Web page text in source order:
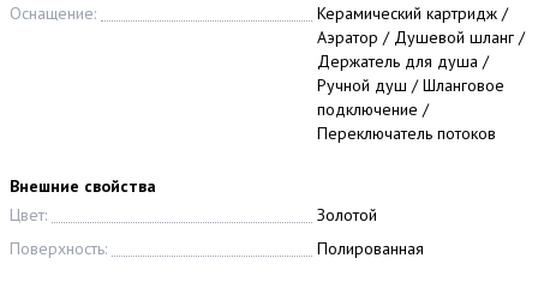
Оснащение:
Керамический картридж /
Аэратор / Душевой шланг /
Держатель для душа /
Ручной душ / Шланговое
подключение /
Переключатель потоков
Внешние свойства
Цвет:
Золотой
Поверхность:
Полированная